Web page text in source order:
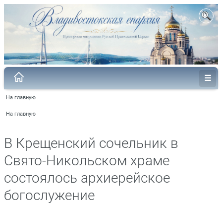
На главную
На главную
В Крещенский сочельник в
Свято-Никольском храме
состоялось архиерейское
богослужение